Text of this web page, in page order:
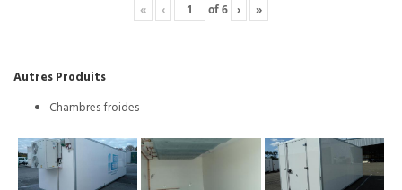
« ‹ of6 › »
Autres Produits
Chambres froides